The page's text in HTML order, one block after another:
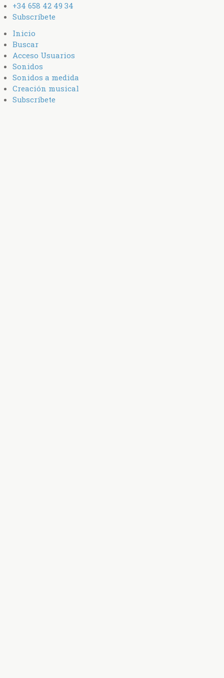
+34 658 42 49 34
Subscríbete
Inicio
Buscar
Acceso Usuarios
Sonidos
Sonidos a medida
Creación musical
Subscríbete